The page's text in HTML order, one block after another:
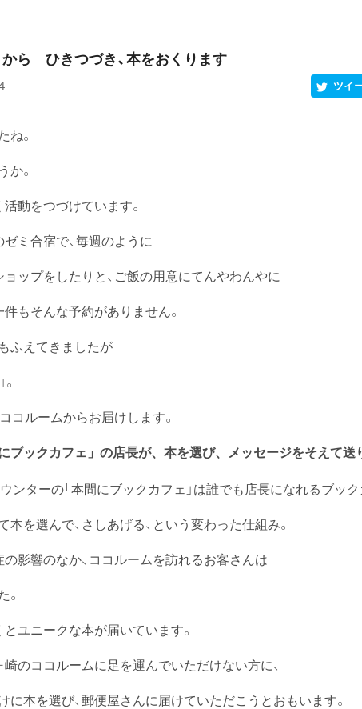
から ひきつづき、本をおくります
ツイ
。
か。
動をつづけています。
ミ合宿で、毎週のように
ップをしたりと、ご飯の用意にてんやわんやに
もそんな予約がありません。
ふえてきましたが
コルームからお届けします。
ブックカフェ」の店長が、 本を選び、メッセージをそえて送
ンターの「本間にブックカフェ」は誰でも店長になれるブック
を選んで、さしあげる、という変わった仕組み。
影響のなか、ココルームを訪れるお客さんは
ユニークな本が届いています。
のココルームに足を運んでいただけない方に、
に本を選び、郵便屋さんに届けていただこうとおもいます。